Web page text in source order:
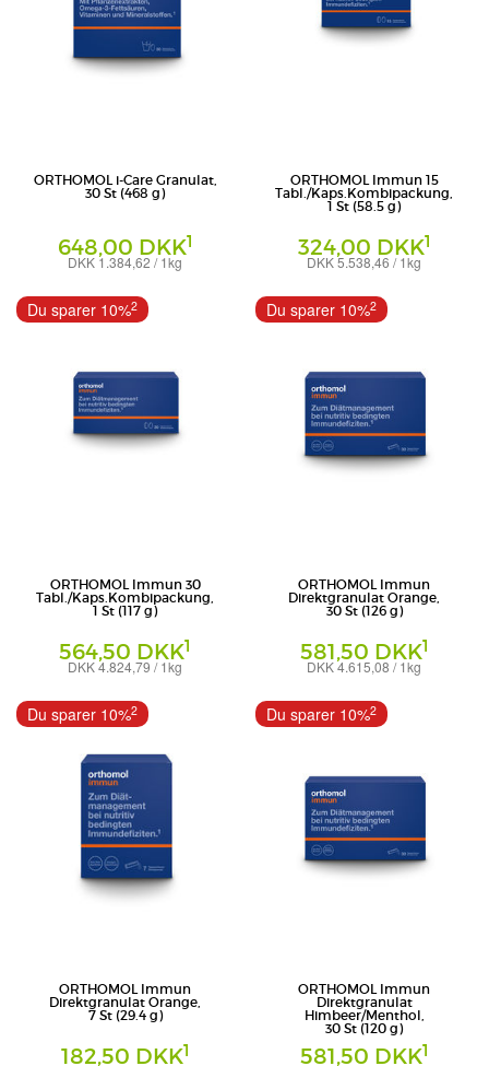
ORTHOMOL i-Care Granulat,
30 St (468 g)
648,00 DKK1
DKK 1.384,62 / 1kg
Orthomol - pharmazeutische Vertriebs
GmbH
ORTHOMOL Immun 15
Tabl./Kaps.Kombipackung,
1 St (58.5 g)
324,00 DKK1
DKK 5.538,46 / 1kg
Orthomol - pharmazeutische Vertriebs
GmbH
ORTHOMOL Immun 30
Tabl./Kaps.Kombipackung,
1 St (117 g)
564,50 DKK1
DKK 4.824,79 / 1kg
Orthomol - pharmazeutische Vertriebs
GmbH
Du sparer 10%2
ORTHOMOL Immun
Direktgranulat Orange,
30 St (126 g)
581,50 DKK1
DKK 4.615,08 / 1kg
Orthomol - pharmazeutische Vertriebs
GmbH
Du sparer 10%2
ORTHOMOL Immun
Direktgranulat Orange,
7 St (29.4 g)
182,50 DKK1
Du sparer 10%2
ORTHOMOL Immun
Direktgranulat
Himbeer/Menthol,
30 St (120 g)
581,50 DKK1
Du sparer 10%2